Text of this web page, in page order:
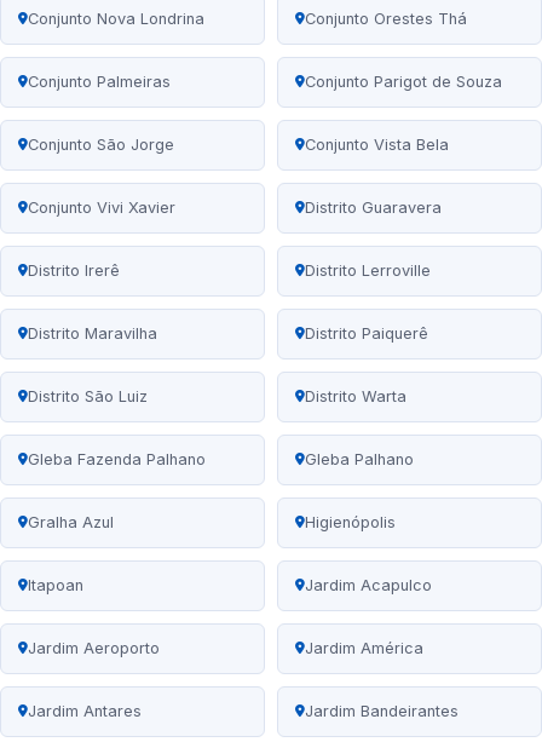
Conjunto Nova Londrina Conjunto Orestes Thá
Conjunto Palmeiras Conjunto Parigot de Souza
Conjunto São Jorge Conjunto Vista Bela
Conjunto Vivi Xavier Distrito Guaravera
Distrito Irerê Distrito Lerroville
Distrito Maravilha Distrito Paiquerê
Distrito São Luiz Distrito Warta
Gleba Fazenda Palhano Gleba Palhano
Gralha Azul Higienópolis
Itapoan Jardim Acapulco
Jardim Aeroporto Jardim América
Jardim Antares Jardim Bandeirantes